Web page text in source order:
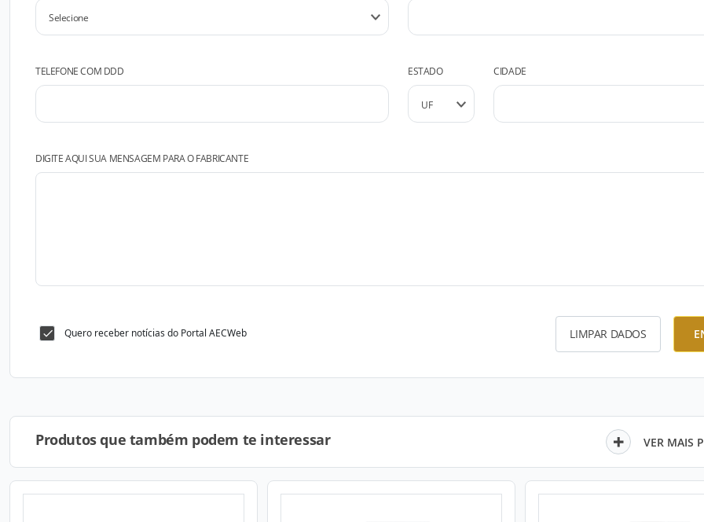
TELEFONE COM DDD ESTADO CIDADE
DIGITE AQUI SUA MENSAGEM PARA O FABRICANTE
Quero receber notícias do Portal AECWeb LIMPAR DADOS
Produtos que também podem te interessar VER MAIS